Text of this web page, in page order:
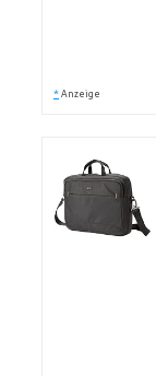
* Anzeige